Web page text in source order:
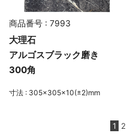
商品番号 : 7993
大理石
アルゴスブラック磨き
300角
寸法 : 305×305×10(±2)mm
1 2